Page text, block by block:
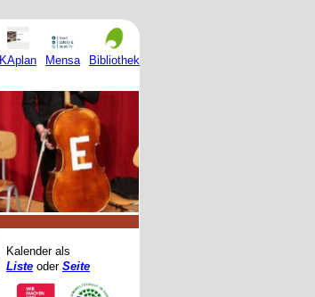
KAplan Mensa Bibliothek
Kalender als
Liste oder Seite